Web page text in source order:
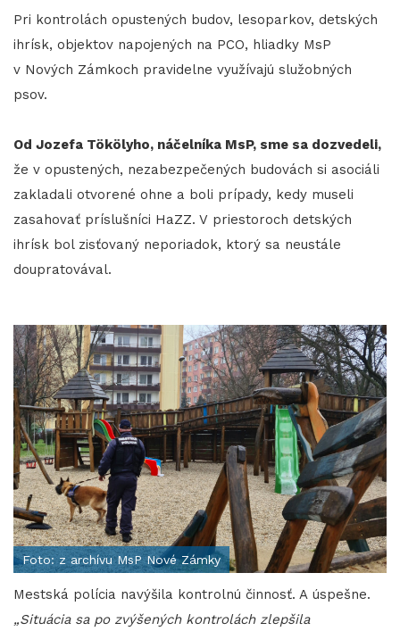
Pri kontrolách opustených budov, lesoparkov, detských
ihrísk, objektov napojených na PCO, hliadky MsP
v Nových Zámkoch pravidelne využívajú služobných
psov.
Od Jozefa Tökölyho, náčelníka MsP, sme sa dozvedeli,
že v opustených, nezabezpečených budovách si asociáli
zakladali otvorené ohne a boli prípady, kedy museli
zasahovať príslušníci HaZZ. V priestoroch detských
ihrísk bol zisťovaný neporiadok, ktorý sa neustále
doupratovával.
Foto: z archívu MsP Nové Zámky
Mestská polícia navýšila kontrolnú činnosť. A úspešne.
„Situácia sa po zvýšených kontrolách zlepšila